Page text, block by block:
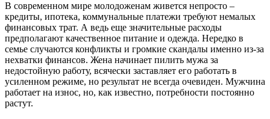
В современном мире молодоженам живется непросто –
кредиты, ипотека, коммунальные платежи требуют немалых
финансовых трат. А ведь еще значительные расходы
предполагают качественное питание и одежда. Нередко в
семье случаются конфликты и громкие скандалы именно из-за
нехватки финансов. Жена начинает пилить мужа за
недостойную работу, всячески заставляет его работать в
усиленном режиме, но результат не всегда очевиден. Мужчина
работает на износ, но, как известно, потребности постоянно
растут.